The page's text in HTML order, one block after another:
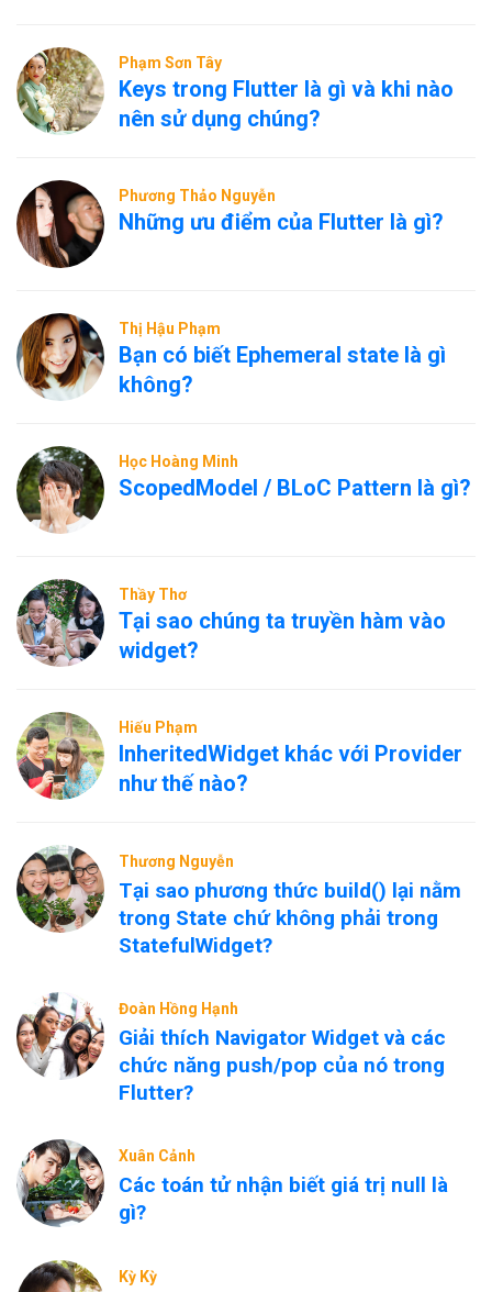
Phạm Sơn Tây
Keys trong Flutter là gì và khi nào
nên sử dụng chúng?
Phương Thảo Nguyễn
Những ưu điểm của Flutter là gì?
Thị Hậu Phạm
Bạn có biết Ephemeral state là gì
không?
Học Hoàng Minh
ScopedModel / BLoC Pattern là gì?
Thầy Thơ
Tại sao chúng ta truyền hàm vào
widget?
Hiếu Phạm
InheritedWidget khác với Provider
như thế nào?
Thương Nguyễn
Tại sao phương thức build() lại nằm
trong State chứ không phải trong
StatefulWidget?
Đoàn Hồng Hạnh
Giải thích Navigator Widget và các
chức năng push/pop của nó trong
Flutter?
Xuân Cảnh
Các toán tử nhận biết giá trị null là
gì?
Kỳ Kỳ